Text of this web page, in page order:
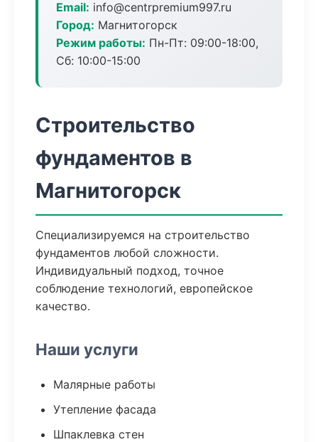
Email: info@centrpremium997.ru
Город: Магнитогорск
Режим работы: Пн-Пт: 09:00-18:00,
Сб: 10:00-15:00
Строительство
фундаментов в
Магнитогорск
Специализируемся на строительство
фундаментов любой сложности.
Индивидуальный подход, точное
соблюдение технологий, европейское
качество.
Наши услуги
Малярные работы
Утепление фасада
Шпаклевка стен